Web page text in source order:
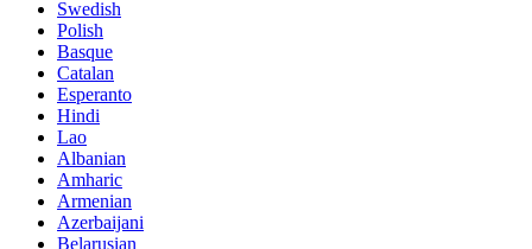
Swedish
Polish
Basque
Catalan
Esperanto
Hindi
Lao
Albanian
Amharic
Armenian
Azerbaijani
Belarusian